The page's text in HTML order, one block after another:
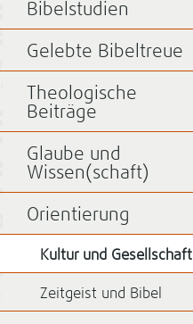
Bibelstudien
Gelebte Bibeltreue
Theologische
Beiträge
Glaube und
Wissen(schaft)
Orientierung
Kultur und Gesellschaft
Zeitgeist und Bibel